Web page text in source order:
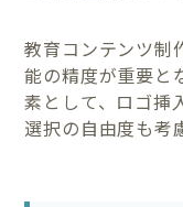
教育コンテンツ制
能の精度が重要と
素として、ロゴ挿
選択の自由度も考